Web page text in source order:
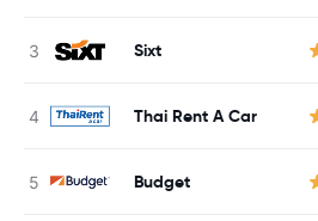
Sixt
Thai Rent A Car
Budget